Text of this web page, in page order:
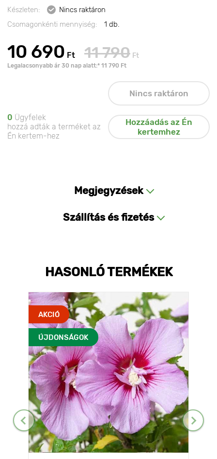
Készleten:
Nincs raktáron
Csomagonkénti mennyiség:
1 db.
10 690 Ft 11 790 Ft
Legalacsonyabb ár 30 nap alatt:* 11 790 Ft
Nincs raktáron
0 Ügyfelek
hozzá adták a terméket az
Én kertem-hez
Hozzáadás az Én
kertemhez
Megjegyzések
Szállítás és fizetés
HASONLÓ TERMÉKEK
AKCIÓ
ÚJDONSÁGOK